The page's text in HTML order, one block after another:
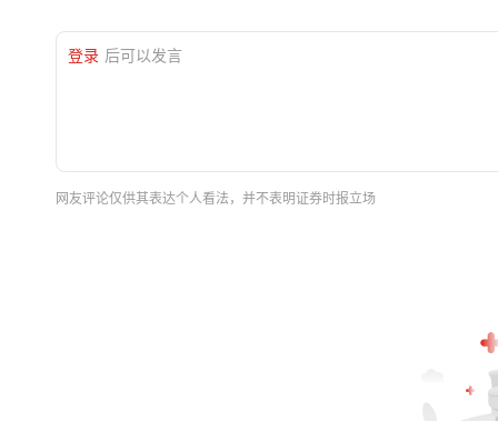
登录 后可以发言
网友评论仅供其表达个人看法，并不表明证券时报立场